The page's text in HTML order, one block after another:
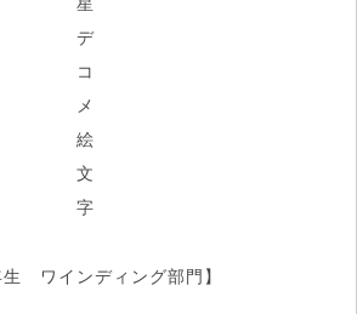
生 ワインディング部門】